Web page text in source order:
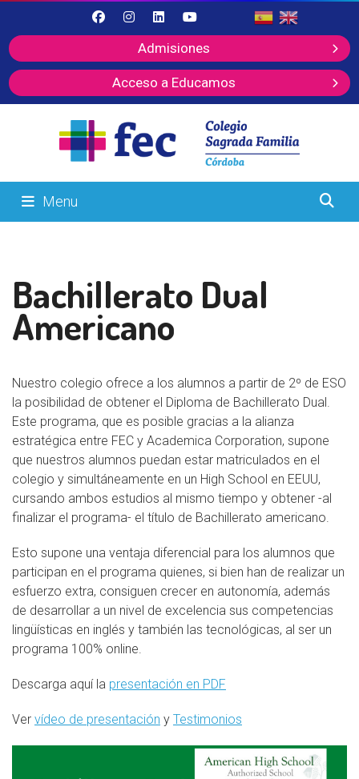
Admisiones
Acceso a Educamos
Menu
Bachillerato Dual
Americano
Nuestro colegio ofrece a los alumnos a partir de 2º de ESO
la posibilidad de obtener el Diploma de Bachillerato Dual.
Este programa, que es posible gracias a la alianza
estratégica entre FEC y Academica Corporation, supone
que nuestros alumnos puedan estar matriculados en el
colegio y simultáneamente en un High School en EEUU,
cursando ambos estudios al mismo tiempo y obtener -al
finalizar el programa- el título de Bachillerato americano.
Esto supone una ventaja diferencial para los alumnos que
participan en el programa quienes, si bien han de realizar un
esfuerzo extra, consiguen crecer en autonomía, además
de desarrollar a un nivel de excelencia sus competencias
lingüísticas en inglés y también las tecnológicas, al ser un
programa 100% online.
Descarga aquí la presentación en PDF
Ver vídeo de presentación y Testimonios